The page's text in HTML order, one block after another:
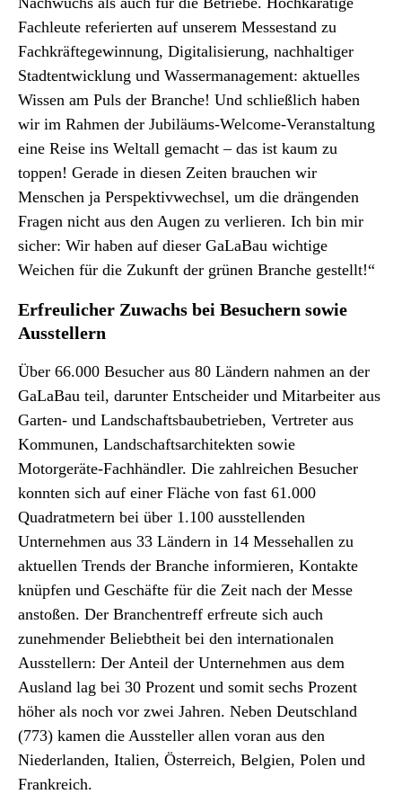
Fachleute referierten auf unserem Messestand zu
Fachkräftegewinnung, Digitalisierung, nachhaltiger
Stadtentwicklung und Wassermanagement: aktuelles
Wissen am Puls der Branche! Und schließlich haben
wir im Rahmen der Jubiläums-Welcome-Veranstaltung
eine Reise ins Weltall gemacht – das ist kaum zu
toppen! Gerade in diesen Zeiten brauchen wir
Menschen ja Perspektivwechsel, um die drängenden
Fragen nicht aus den Augen zu verlieren. Ich bin mir
sicher: Wir haben auf dieser GaLaBau wichtige
Weichen für die Zukunft der grünen Branche gestellt!“
Erfreulicher Zuwachs bei Besuchern sowie
Ausstellern
Über 66.000 Besucher aus 80 Ländern nahmen an der
GaLaBau teil, darunter Entscheider und Mitarbeiter aus
Garten- und Landschaftsbaubetrieben, Vertreter aus
Kommunen, Landschaftsarchitekten sowie
Motorgeräte-Fachhändler. Die zahlreichen Besucher
konnten sich auf einer Fläche von fast 61.000
Quadratmetern bei über 1.100 ausstellenden
Unternehmen aus 33 Ländern in 14 Messehallen zu
aktuellen Trends der Branche informieren, Kontakte
knüpfen und Geschäfte für die Zeit nach der Messe
anstoßen. Der Branchentreff erfreute sich auch
zunehmender Beliebtheit bei den internationalen
Ausstellern: Der Anteil der Unternehmen aus dem
Ausland lag bei 30 Prozent und somit sechs Prozent
höher als noch vor zwei Jahren. Neben Deutschland
(773) kamen die Aussteller allen voran aus den
Niederlanden, Italien, Österreich, Belgien, Polen und
Frankreich.